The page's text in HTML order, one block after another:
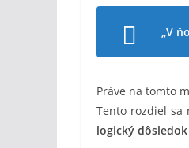
„V
Práve na tomto
Tento rozdiel sa
logický